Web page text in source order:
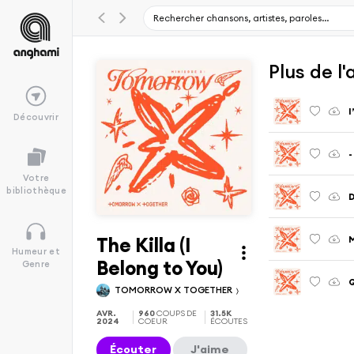
Découvrir
Votre
bibliothèque
Humeur et
Genre
The Killa (I
Belong to You)
TOMORROW X TOGETHER
AVR.
2024
960COUPS DE
COEUR
31.5K
ÉCOUTES
Écouter J'aime
Plus de